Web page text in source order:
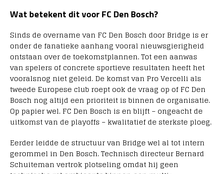
Wat betekent dit voor FC Den Bosch?
Sinds de overname van FC Den Bosch door Bridge is er
onder de fanatieke aanhang vooral nieuwsgierigheid
ontstaan over de toekomstplannen. Tot een aanwas
van spelers of concrete sportieve resultaten heeft het
vooralsnog niet geleid. De komst van Pro Vercelli als
tweede Europese club roept ook de vraag op of FC Den
Bosch nog altijd een prioriteit is binnen de organisatie.
Op papier wel. FC Den Bosch is en blijft – ongeacht de
uitkomst van de playoffs – kwalitatief de sterkste ploeg.
Eerder leidde de structuur van Bridge wel al tot intern
gerommel in Den Bosch. Technisch directeur Bernard
Schuiteman vertrok plotseling omdat hij geen